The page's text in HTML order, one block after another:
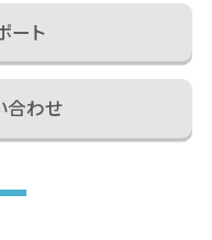
ート
合わせ